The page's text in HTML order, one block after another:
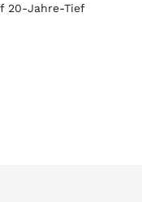
20-Jahre-Tief